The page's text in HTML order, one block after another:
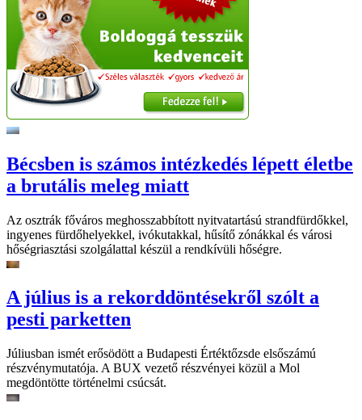
Bécsben is számos intézkedés lépett életbe
a brutális meleg miatt
Az osztrák főváros meghosszabbított nyitvatartású strandfürdőkkel,
ingyenes fürdőhelyekkel, ivókutakkal, hűsítő zónákkal és városi
hőségriasztási szolgálattal készül a rendkívüli hőségre.
A július is a rekorddöntésekről szólt a
pesti parketten
Júliusban ismét erősödött a Budapesti Értéktőzsde elsőszámú
részvénymutatója. A BUX vezető részvényei közül a Mol
megdöntötte történelmi csúcsát.